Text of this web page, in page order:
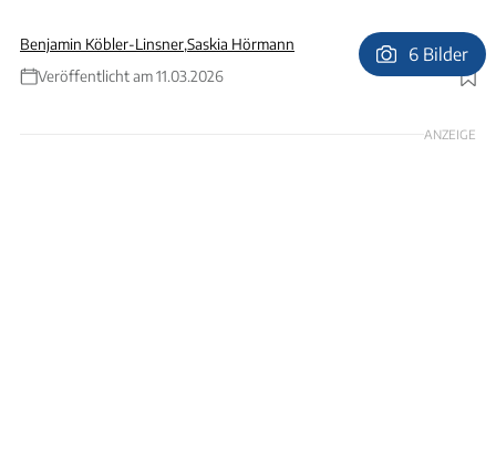
Benjamin Köbler-Linsner,Saskia Hörmann
Veröffentlicht am 11.03.2026
Foto: Ingolf Pompe
6 Bilder
ANZEIGE